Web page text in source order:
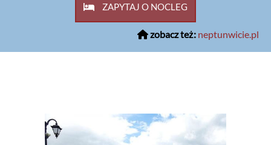
ZAPYTAJ O NOCLEG
zobacz też: neptunwicie.pl